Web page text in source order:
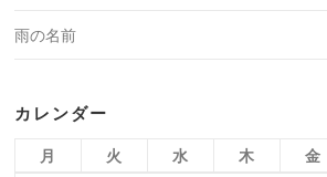
雨の名前
カレンダー
月 火 水 木 金